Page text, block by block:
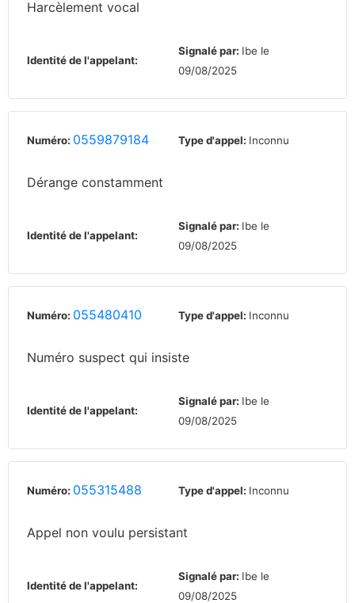
Harcèlement vocal
Identité de l'appelant:
Signalé par: Ibe le
09/08/2025
Numéro: 0559879184 Type d'appel: Inconnu
Dérange constamment
Identité de l'appelant:
Signalé par: Ibe le
09/08/2025
Numéro: 055480410 Type d'appel: Inconnu
Numéro suspect qui insiste
Identité de l'appelant:
Signalé par: Ibe le
09/08/2025
Numéro: 055315488 Type d'appel: Inconnu
Appel non voulu persistant
Identité de l'appelant:
Signalé par: Ibe le
09/08/2025